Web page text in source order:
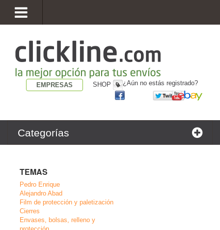
EMPRESAS SHOP ¿Aún no estás registrado?
Categorías
TEMAS
Pedro Enrique
Alejandro Abad
Film de protección y paletización
Cierres
Envases, bolsas, relleno y